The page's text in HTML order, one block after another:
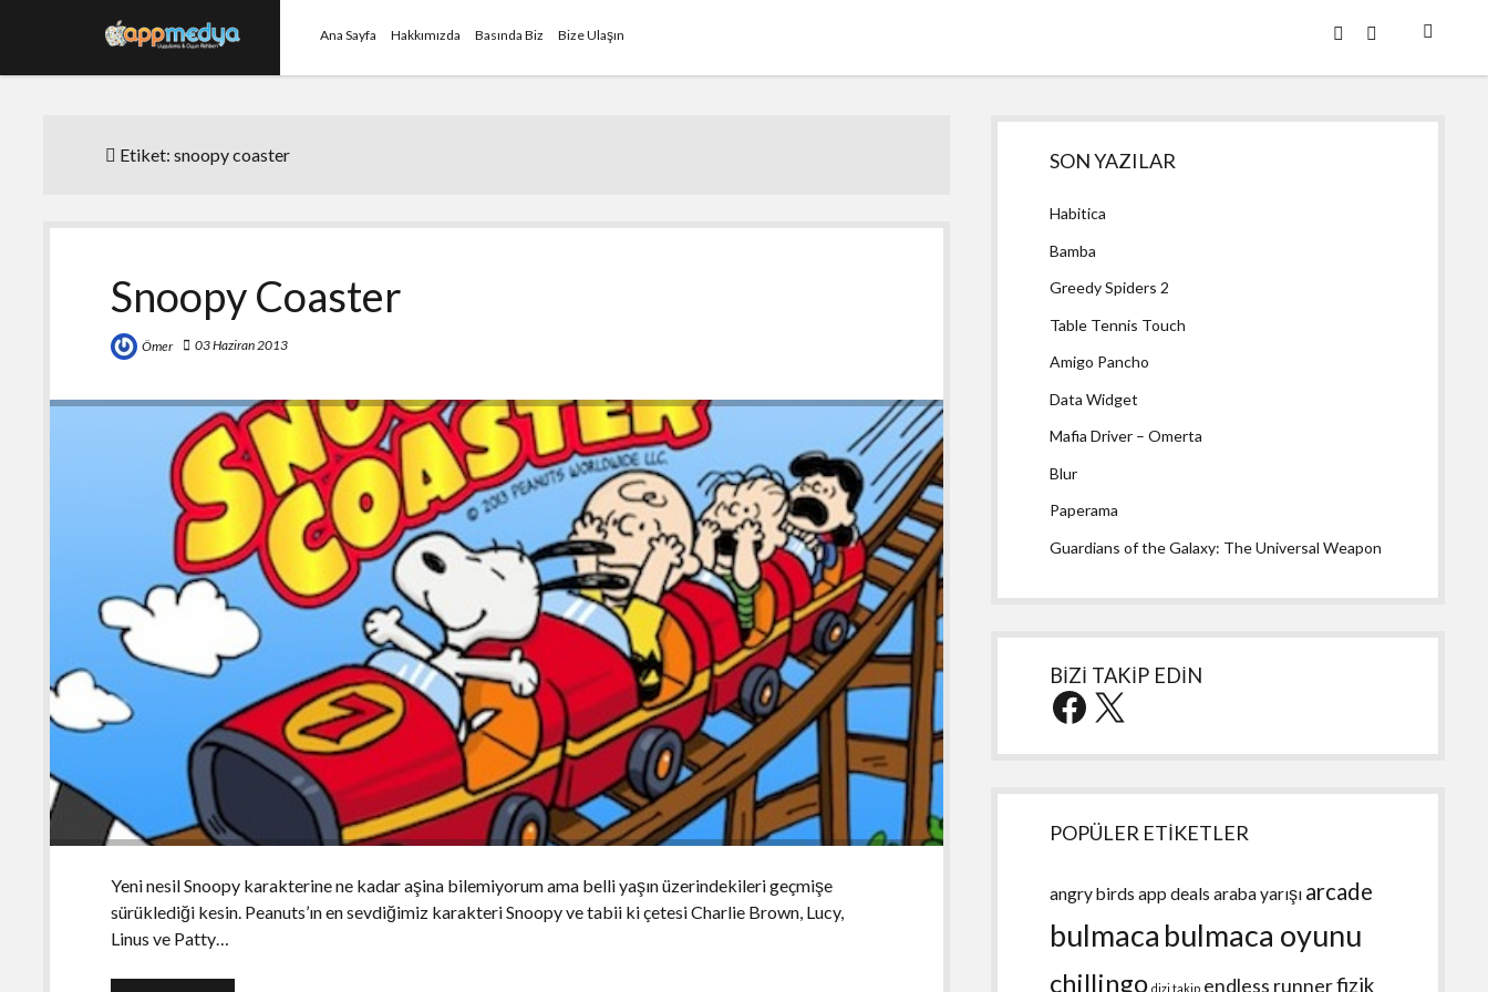
Ana Sayfa Hakkımızda Basında Biz Bize Ulaşın twitterfacebook
Etiket:snoopy coaster
Snoopy Coaster
Ömer 03 Haziran 2013
Yeni nesil Snoopy karakterine ne kadar aşina bilemiyorum ama belli yaşın üzerindekileri geçmişe
sürüklediği kesin. Peanuts’ın en sevdiğimiz karakteri Snoopy ve tabii ki çetesi Charlie Brown, Lucy,
Linus ve Patty…
Yan
Menü
SON YAZILAR
Habitica
Bamba
Greedy Spiders 2
Table Tennis Touch
Amigo Pancho
Data Widget
Mafia Driver – Omerta
Blur
Paperama
Guardians of the Galaxy: The Universal Weapon
BİZİ TAKİP EDİN
Facebook
X
POPÜLER ETİKETLER
angry birds app deals araba yarışı arcade
bulmaca bulmaca oyunu
chillingo dizi takip endless runnerfizik